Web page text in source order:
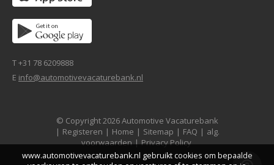
T +31 78 6209888
E info@automotivevacaturebank.nl
© Copyright 2026 Automotive Vacaturebank
| Registeren | Home | Sitemap | FAQ | alg.
voorwaarden | Privacy Policy
www.automotivevacaturebank.nl gebruikt cookies om bepaalde